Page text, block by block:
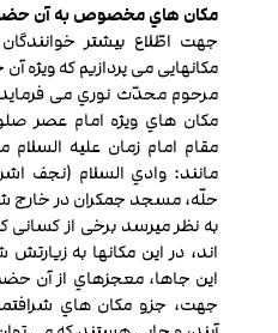
مکان هاي مخصوص به آن حضرت
جهت اطّلاع بیش‏تر
مکان‏هایی می ‏پردازیم که
مرحوم محدّث نوري می‏
مکان‏ هاي ویژه امام عصر
مقام امام زمان علیه
مانند: وادي السلام (نجف
حلّه، مسجد جمکران در
به نظر می‏رسد برخی از کسانی
اند، در این مکان‏ها به
این جاها، معجزه‏اي از آن
جهت، جزو مکان‏ هاي